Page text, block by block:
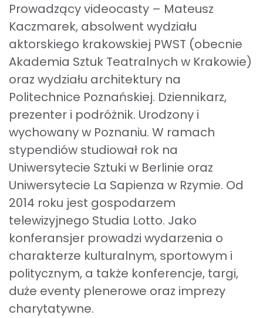
Prowadzący videocasty – Mateusz
Kaczmarek, absolwent wydziału
aktorskiego krakowskiej PWST (obecnie
Akademia Sztuk Teatralnych w Krakowie)
oraz wydziału architektury na
Politechnice Poznańskiej. Dziennikarz,
prezenter i podróżnik. Urodzony i
wychowany w Poznaniu. W ramach
stypendiów studiował rok na
Uniwersytecie Sztuki w Berlinie oraz
Uniwersytecie La Sapienza w Rzymie. Od
2014 roku jest gospodarzem
telewizyjnego Studia Lotto. Jako
konferansjer prowadzi wydarzenia o
charakterze kulturalnym, sportowym i
politycznym, a także konferencje, targi,
duże eventy plenerowe oraz imprezy
charytatywne.